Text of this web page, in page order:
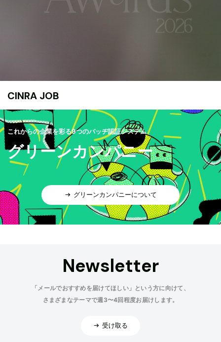
CINRA JOB
これからの企業を彩る9つのバッヂ認証システム
グリーンカンパニー
グリーンカンパニーについて
Newsletter
「メールでおすすめを届けてほしい」という方に向けて、
さまざまなテーマで週3〜4回程度お届けします。
受け取る